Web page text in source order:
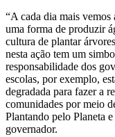
“A cada dia mais vemos
uma forma de produzir
cultura de plantar
nesta ação tem um
responsabilidade dos
escolas, por exemplo,
degradada para fazer a
comunidades por meio
Plantando pelo Planeta
governador.